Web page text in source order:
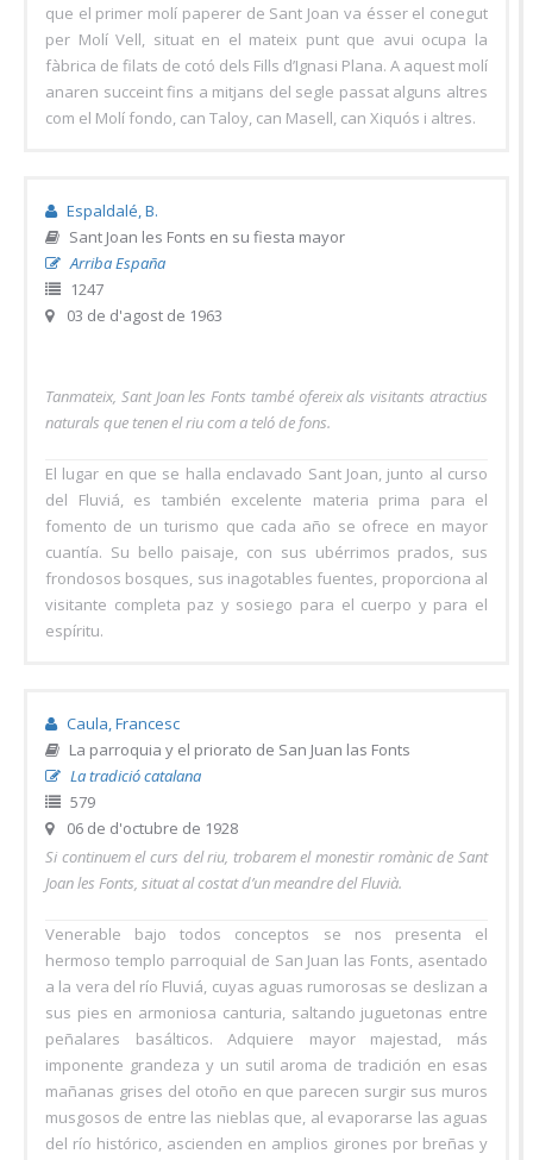
que el primer molí paperer de Sant Joan va ésser el conegut
per Molí Vell, situat en el mateix punt que avui ocupa la
fàbrica de filats de cotó dels Fills d’Ignasi Plana. A aquest molí
anaren succeint fins a mitjans del segle passat alguns altres
com el Molí fondo, can Taloy, can Masell, can Xiquós i altres.
Espaldalé, B.
Sant Joan les Fonts en su fiesta mayor
Arriba España
1247
03 de d'agost de 1963
Tanmateix, Sant Joan les Fonts també ofereix als visitants atractius
naturals que tenen el riu com a teló de fons.
El lugar en que se halla enclavado Sant Joan, junto al curso
del Fluviá, es también excelente materia prima para el
fomento de un turismo que cada año se ofrece en mayor
cuantía. Su bello paisaje, con sus ubérrimos prados, sus
frondosos bosques, sus inagotables fuentes, proporciona al
visitante completa paz y sosiego para el cuerpo y para el
espíritu.
Caula, Francesc
La parroquia y el priorato de San Juan las Fonts
La tradició catalana
579
06 de d'octubre de 1928
Si continuem el curs del riu, trobarem el monestir romànic de Sant
Joan les Fonts, situat al costat d’un meandre del Fluvià.
Venerable bajo todos conceptos se nos presenta el
hermoso templo parroquial de San Juan las Fonts, asentado
a la vera del río Fluviá, cuyas aguas rumorosas se deslizan a
sus pies en armoniosa canturia, saltando juguetonas entre
peñalares basálticos. Adquiere mayor majestad, más
imponente grandeza y un sutil aroma de tradición en esas
mañanas grises del otoño en que parecen surgir sus muros
musgosos de entre las nieblas que, al evaporarse las aguas
del río histórico, ascienden en amplios girones por breñas y